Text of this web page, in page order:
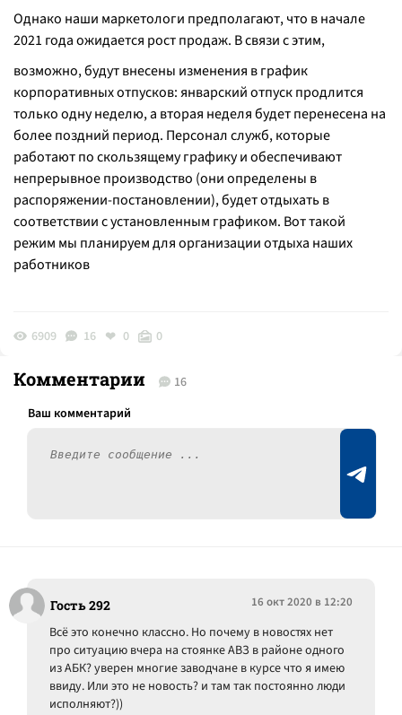
Однако наши маркетологи предполагают, что в начале
2021 года ожидается рост продаж. В связи с этим,
возможно, будут внесены изменения в график
корпоративных отпусков: январский отпуск продлится
только одну неделю, а вторая неделя будет перенесена на
более поздний период. Персонал служб, которые
работают по скользящему графику и обеспечивают
непрерывное производство (они определены в
распоряжении-постановлении), будет отдыхать в
соответствии с установленным графиком. Вот такой
режим мы планируем для организации отдыха наших
работников
6909 16 0 0
Комментарии 16
Гость 292 16 окт 2020 в 12:20
Всё это конечно классно. Но почему в новостях нет
про ситуацию вчера на стоянке АВЗ в районе одного
из АБК? уверен многие заводчане в курсе что я имею
ввиду. Или это не новость? и там так постоянно люди
исполняют?))